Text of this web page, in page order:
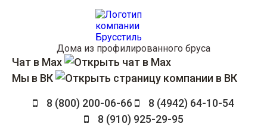
Дома из профилированного бруса
Чат в Max
Мы в ВК
8 (800) 200-06-66
8 (4942) 64-10-54
8 (910) 925-29-95